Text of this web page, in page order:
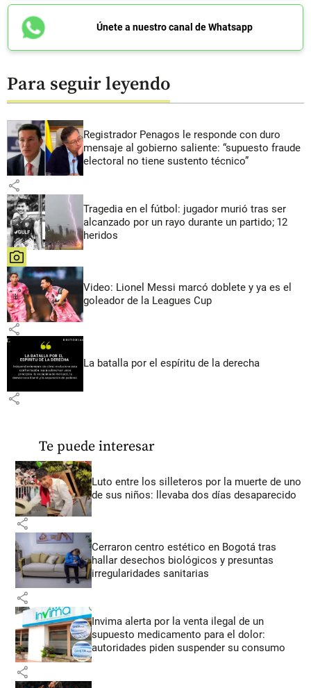
Únete a nuestro canal de Whatsapp
Para seguir leyendo
Registrador Penagos le responde con duro
mensaje al gobierno saliente: “supuesto fraude
electoral no tiene sustento técnico”
share
Tragedia en el fútbol: jugador murió tras ser
alcanzado por un rayo durante un partido; 12
heridos
share
Video: Lionel Messi marcó doblete y ya es el
goleador de la Leagues Cup
share
La batalla por el espíritu de la derecha
share
Te puede interesar
Luto entre los silleteros por la muerte de uno
de sus niños: llevaba dos días desaparecido
share
Cerraron centro estético en Bogotá tras
hallar desechos biológicos y presuntas
irregularidades sanitarias
share
Invima alerta por la venta ilegal de un
supuesto medicamento para el dolor:
autoridades piden suspender su consumo
share